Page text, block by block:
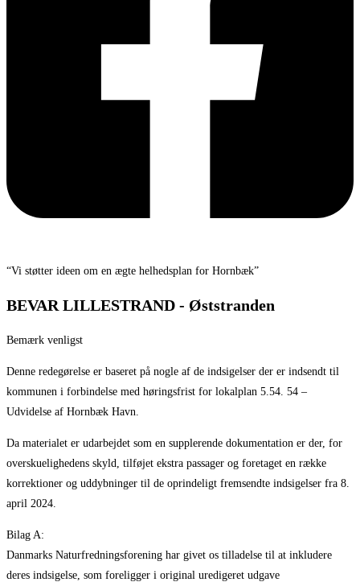
“Vi støtter ideen om en ægte helhedsplan for Hornbæk”
BEVAR LILLESTRAND - Øststranden
Bemærk venligst
Denne redegørelse er baseret på nogle af de indsigelser der er indsendt til
kommunen i forbindelse med høringsfrist for lokalplan 5.54. 54 –
Udvidelse af Hornbæk Havn.
Da materialet er udarbejdet som en supplerende dokumentation er der, for
overskuelighedens skyld, tilføjet ekstra passager og foretaget en række
korrektioner og uddybninger til de oprindeligt fremsendte indsigelser fra 8.
april 2024.
Bilag A:
Danmarks Naturfredningsforening har givet os tilladelse til at inkludere
deres indsigelse, som foreligger i original uredigeret udgave